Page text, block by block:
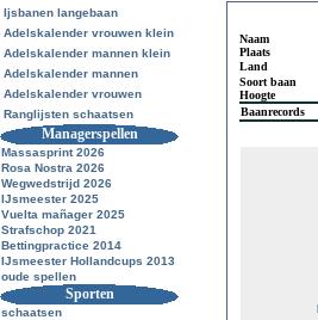
Ijsbanen langebaan
Adelskalender vrouwen klein
Adelskalender mannen klein
Adelskalender mannen
Adelskalender vrouwen
Ranglijsten schaatsen
Managerspellen
Massasprint 2026
Rosa Nostra 2026
Wegwedstrijd 2026
IJsmeester 2025
Vuelta mañager 2025
Strafschop 2021
Bettingpractice 2014
IJsmeester Hollandcups 2013
oude spellen
Sporten
schaatsen
Naam
Plaats
Land
Soort baan
Hoogte
Baanrecords